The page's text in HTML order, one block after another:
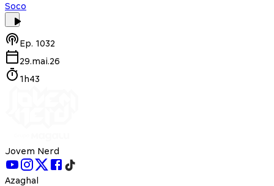
Soco
Ep. 1032
29.mai.26
1h43
Jovem Nerd
Azaghal